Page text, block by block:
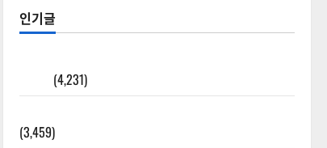
인기글
(4,231)
(3,459)